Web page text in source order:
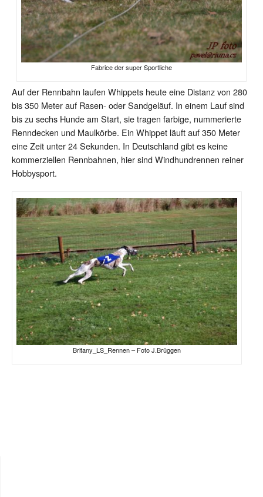
Fabrice der super Sportliche
Auf der Rennbahn laufen Whippets heute eine Distanz von 280
bis 350 Meter auf Rasen- oder Sandgeläuf. In einem Lauf sind
bis zu sechs Hunde am Start, sie tragen farbige, nummerierte
Renndecken und Maulkörbe. Ein Whippet läuft auf 350 Meter
eine Zeit unter 24 Sekunden. In Deutschland gibt es keine
kommerziellen Rennbahnen, hier sind Windhundrennen reiner
Hobbysport.
Britany_LS_Rennen – Foto J.Brüggen